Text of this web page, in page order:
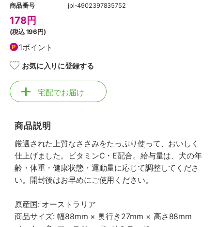
商品番号
jpl-4902397835752
178円
(税込196円)
1ポイント
お気に入りに登録する
宅配でお届け
商品説明
厳選された上質なささみをたっぷり使って、おいしく
仕上げました。ビタミンC・E配合。給与量は、犬の年
齢・体重・健康状態・運動量に応じて調整してくださ
い。開封後はお早めにご使用ください。
原産国: オーストラリア
商品サイズ: 幅88mm × 奥行き27mm × 高さ88mm